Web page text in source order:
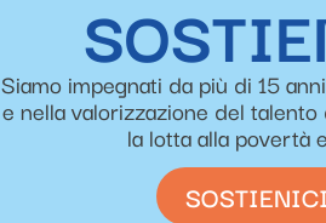
Siamo impegnati da più di 15
e nella valorizzazione del
la lotta alla povertà
SOSTIENICI